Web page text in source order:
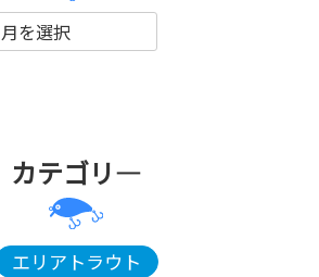
カテゴリ―
エリアトラウト